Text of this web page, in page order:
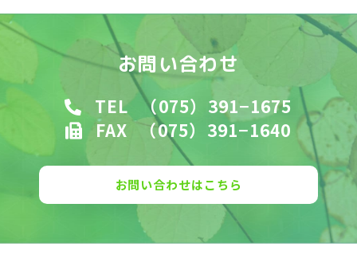
お問い合わせ
TEL （075）391−1675
FAX
（075）391−1640
お問い合わせはこちら